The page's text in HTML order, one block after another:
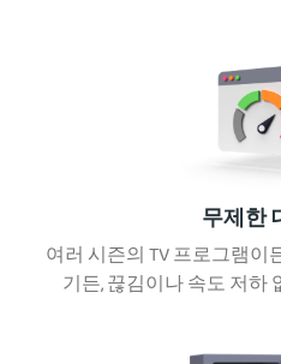
무제한
여러 시즌의 TV 프로그램이
기든, 끊김이나 속도 저하